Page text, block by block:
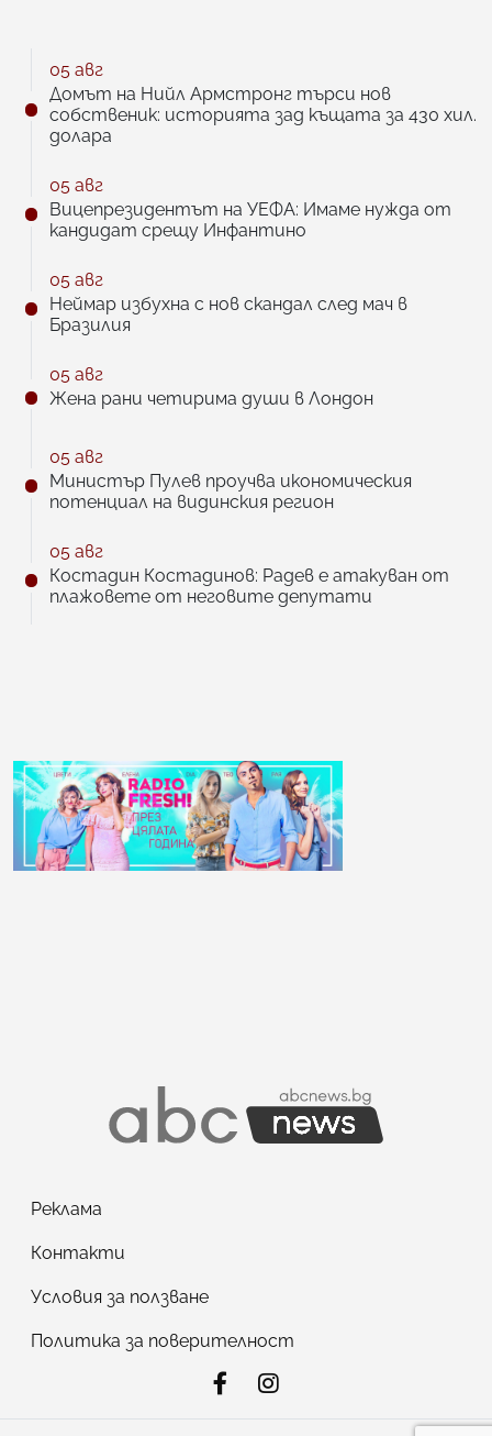
05 авг
Домът на Нийл Армстронг търси нов
собственик: историята зад къщата за 430 хил.
долара
05 авг
Вицепрезидентът на УЕФА: Имаме нужда от
кандидат срещу Инфантино
05 авг
Неймар избухна с нов скандал след мач в
Бразилия
05 авг
Жена рани четирима души в Лондон
05 авг
Министър Пулев проучва икономическия
потенциал на видинския регион
05 авг
Костадин Костадинов: Радев е атакуван от
плажoвете от неговите депутати
Реклама
Контакти
Условия за ползване
Политика за поверителност